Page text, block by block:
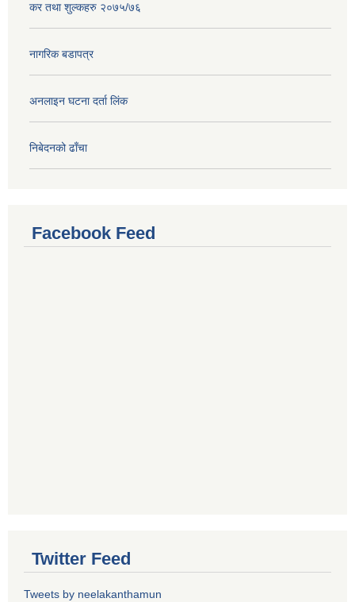
कर तथा शुल्कहरु २०७५/७६
नागरिक बडापत्र
अनलाइन घटना दर्ता लिंक
निबेदनको ढाँचा
Facebook Feed
Twitter Feed
Tweets by neelakanthamun